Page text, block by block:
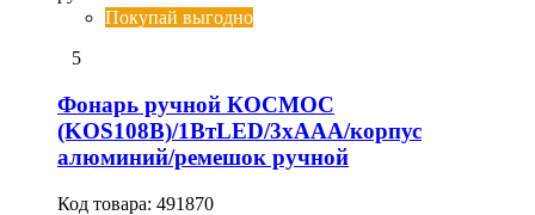
Покупай выгодно
5
Фонарь ручной КОСМОС
(KOS108B)/1ВтLED/3xAAА/корпус
алюминий/ремешок ручной
Код товара: 491870